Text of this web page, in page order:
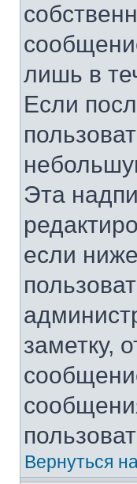
лишь в
Если
Эта
если
заметку,
Вернуться